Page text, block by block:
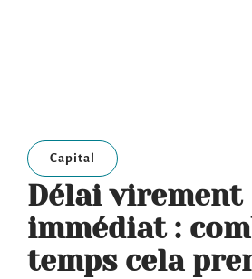
Capital
Délai virement
immédiat :
temps cela